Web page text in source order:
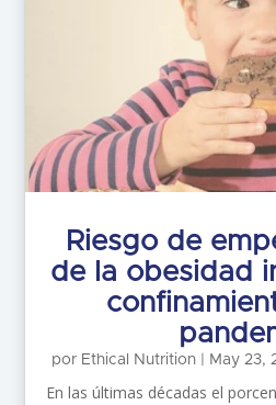
Riesgo de
de la obesidad
por Ethical Nutrition| May 23,
En las últimas décadas el